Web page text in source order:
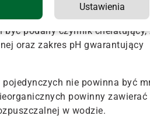
podany czynnik
oraz zakres pH gwarantujący
nie powinna być
powinny
w wodzie.
Ustawienia